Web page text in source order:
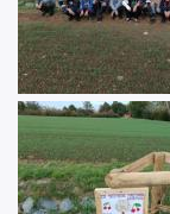
Image